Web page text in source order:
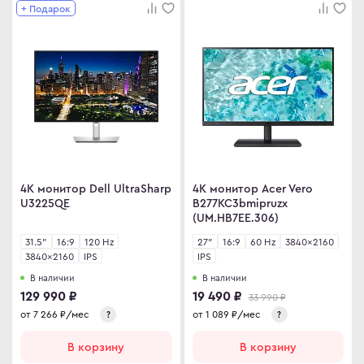
+ Подарок
4K монитор Dell UltraSharp
U3225QE
31.5" 16:9
120 Hz
3840×2160
IPS
В наличии
129 990 ₽
от 7 266 ₽/мес ?
В корзину
4K монитор Acer Vero
B277KC3bmipruzx
(UM.HB7EE.306)
27" 16:9 60 Hz
3840×2160
IPS
В наличии
19 490 ₽
33 990 ₽
от 1 089 ₽/мес ?
В корзину